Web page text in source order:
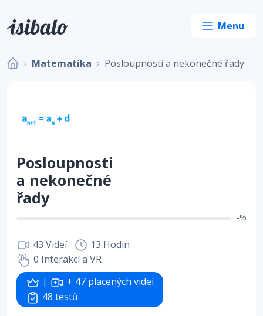
Matematika Posloupnosti a nekonečné řady
Posloupnosti
a nekonečné
řady
-%
43 Videí
13 Hodin
0 Interakcí a VR
|
+ 47 placených videí
48 testů